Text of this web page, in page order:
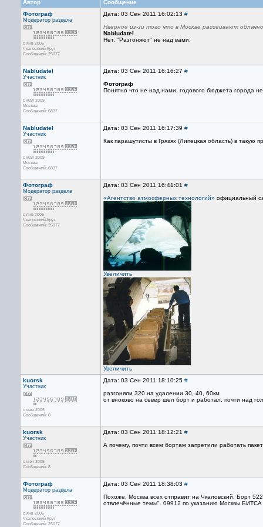
Автор
Сообщение
Фотограф
Модератор раздела
с янв 2006
Чкаловский-Круг
Сообщений: 25077
Дата: 03 Сен 2011 16:02:13 #
Нверное из-зи того что в Москве рассеивают
Nabludatel
Нет. "Разгоняют" не над вами.
Nabludatel
Участник
с мая 2009
Москва
Сообщений: 6837
Дата: 03 Сен 2011 16:16:27 #
Фотограф
Понятно что не над нами, годового бюджета города
Nabludatel
Участник
с мая 2009
Москва
Сообщений: 6837
Дата: 03 Сен 2011 16:17:39 #
Как парашутисты в Грязях (Липецкая область) в такую
Фотограф
Модератор раздела
с янв 2006
Чкаловский-Круг
Сообщений: 25077
Дата: 03 Сен 2011 16:41:01 #
«Агентство атмосферных технологий» официальный
Увеличить
Увеличить
kuorsk
Участник
с июн 2005
Сообщений: 8
Дата: 03 Сен 2011 18:10:25 #
разгоняли 320 на удалении 30, 40, 60км
от вноково на север шел борт и работал. почти над
kuorsk
Участник
с июн 2005
Сообщений: 8
Дата: 03 Сен 2011 18:12:21 #
А почему, почти всем бортам запретили работать
Фотограф
Модератор раздела
с янв 2006
Чкаловский-Круг
Сообщений: 25077
Дата: 03 Сен 2011 18:38:03 #
Похоже, Москва всех отправит на Чкаловский. Борт
отвлечённые темы". 09912 по указанию Москвы БИТСА